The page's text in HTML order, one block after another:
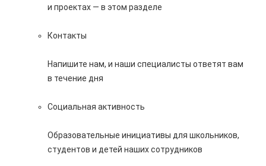
и проектах — в этом разделе
Контакты
Напишите нам, и наши специалисты ответят вам
в течение дня
Социальная активность
Образовательные инициативы для школьников,
студентов и детей наших сотрудников